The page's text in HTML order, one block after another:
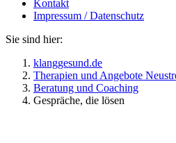
Kontakt
Impressum / Datenschutz
Sie sind hier:
klanggesund.de
Therapien und Angebote
Beratung und Coaching
Gespräche, die lösen